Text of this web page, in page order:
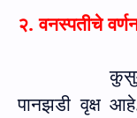
२. वनस्पतीचे
पानझडी वृक्ष